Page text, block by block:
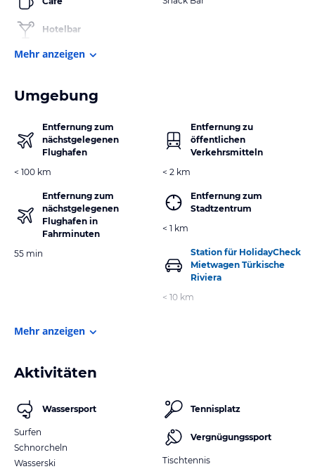
Hotelbar
Mehr anzeigen
Umgebung
Entfernung zum
nächstgelegenen
Flughafen
< 100 km
Entfernung zum
nächstgelegenen
Flughafen in
Fahrminuten
55 min
Entfernung zu
öffentlichen
Verkehrsmitteln
< 2 km
Entfernung zum
Stadtzentrum
< 1 km
Station für HolidayCheck
Mietwagen Türkische
Riviera
< 10 km
Mehr anzeigen
Aktivitäten
Wassersport
Surfen
Schnorcheln
Wasserski
Tennisplatz
Vergnügungssport
Tischtennis